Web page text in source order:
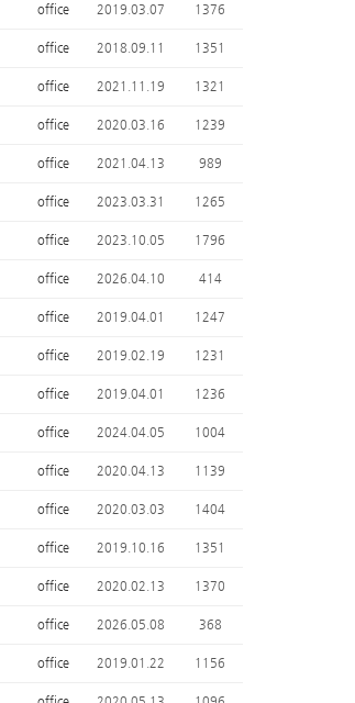
office 2019.03.07 1376
office 2018.09.11 1351
office 2021.11.19 1321
office 2020.03.16 1239
office 2021.04.13 989
office 2023.03.31 1265
office 2023.10.05 1796
office 2026.04.10 414
office 2019.04.01 1247
office 2019.02.19 1231
office 2019.04.01 1236
office 2024.04.05 1004
office 2020.04.13 1139
office 2020.03.03 1404
office 2019.10.16 1351
office 2020.02.13 1370
office 2026.05.08 368
office 2019.01.22 1156